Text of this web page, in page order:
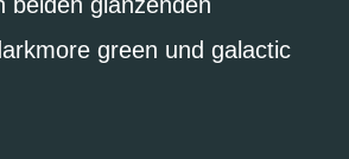
green und galactic